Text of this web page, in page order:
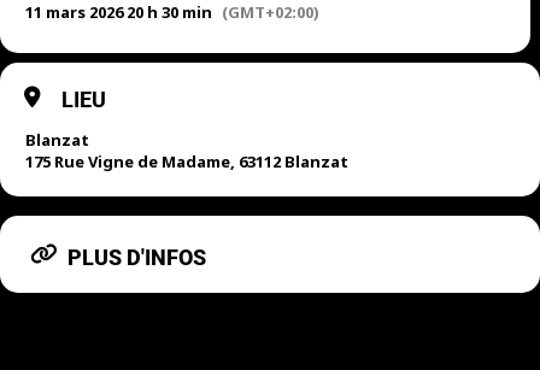
11 mars 2026 20 h 30 min (GMT+02:00)
LIEU
Blanzat
175 Rue Vigne de Madame, 63112 Blanzat
PLUS D'INFOS